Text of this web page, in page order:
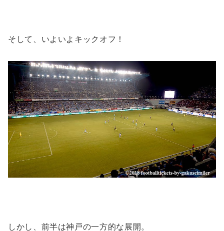
そして、いよいよキックオフ！
しかし、前半は神戸の一方的な展開。